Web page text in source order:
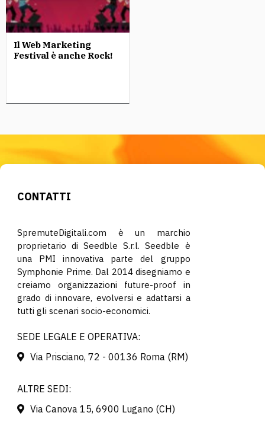
Il Web Marketing
Festival è anche Rock!
CONTATTI
SpremuteDigitali.com è un marchio
proprietario di Seedble S.r.l. Seedble è
una PMI innovativa parte del gruppo
Symphonie Prime. Dal 2014 disegniamo e
creiamo organizzazioni future-proof in
grado di innovare, evolversi e adattarsi a
tutti gli scenari socio-economici.
SEDE LEGALE E OPERATIVA:
Via Prisciano, 72 - 00136 Roma (RM)
ALTRE SEDI:
Via Canova 15, 6900 Lugano (CH)